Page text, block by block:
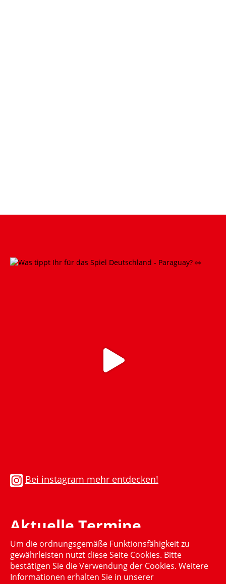
Bei instagram mehr entdecken!
Aktuelle Termine
Momentan gibt es keinen aktuellen Termin
Um die ordnungsgemäße Funktionsfähigkeit zu
gewährleisten nutzt diese Seite Cookies. Bitte
bestätigen Sie die Verwendung der Cookies. Weitere
Informationen erhalten Sie in unserer